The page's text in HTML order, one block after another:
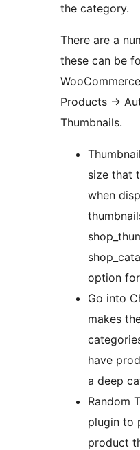
the category.
There are a
these can be
Products ->
Thumbnails.
size that
when
option
Go into
makes
have
a deep
Random
plugin to
product